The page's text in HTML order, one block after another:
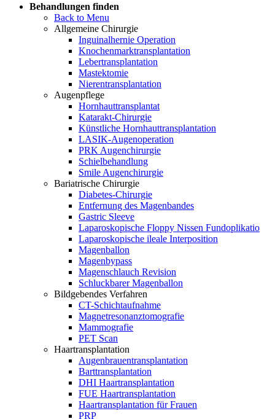
Behandlungen finden
Back to Menu
Allgemeine Chirurgie
Inguinalhernie Operation
Knochenmarktransplantation
Lebertransplantation
Mastektomie
Nierentransplantation
Augenpflege
Hornhauttransplantat
Katarakt-Chirurgie
Künstliche Hornhauttransplantation
LASIK-Augenoperation
PRK Augenchirurgie
Schielbehandlung
Smile Augenchirurgie
Bariatrische Chirurgie
Diabetes-Chirurgie
Entfernung des Magenbandes
Gastric Sleeve
Laparoskopische Floppy Nissen Fundoplikatio
Laparoskopische ileale Interposition
Magenballon
Magenbypass
Magenschlauch Revision
Schluckbarer Magenballon
Bildgebendes Verfahren
CT-Schichtaufnahme
Magnetresonanztomografie
Mammografie
PET Scan
Haartransplantation
Augenbrauentransplantation
Barttransplantation
DHI Haartransplantation
FUE Haartransplantation
Haartransplantation für Frauen
PRP